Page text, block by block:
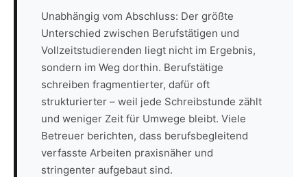
Unabhängig vom Abschluss: Der größte
Unterschied zwischen Berufstätigen und
Vollzeitstudierenden liegt nicht im Ergebnis,
sondern im Weg dorthin. Berufstätige
schreiben fragmentierter, dafür oft
strukturierter – weil jede Schreibstunde zählt
und weniger Zeit für Umwege bleibt. Viele
Betreuer berichten, dass berufsbegleitend
verfasste Arbeiten praxisnäher und
stringenter aufgebaut sind.